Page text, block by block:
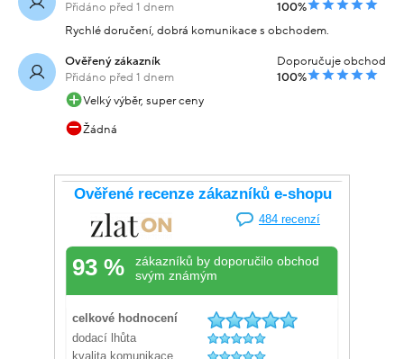
Přidáno před 1 dnem
100%
Rychlé doručení, dobrá komunikace s obchodem.
Ověřený zákazník
Přidáno před 1 dnem
Doporučuje obchod
100%
Velký výběr, super ceny
Žádná